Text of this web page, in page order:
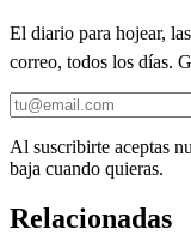
El diario para hojear,
correo, todos los días.
Al suscribirte aceptas
baja cuando quieras.
Relacionadas